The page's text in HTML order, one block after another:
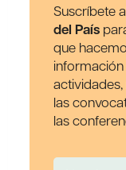
Suscríbete
del País
que
las
las